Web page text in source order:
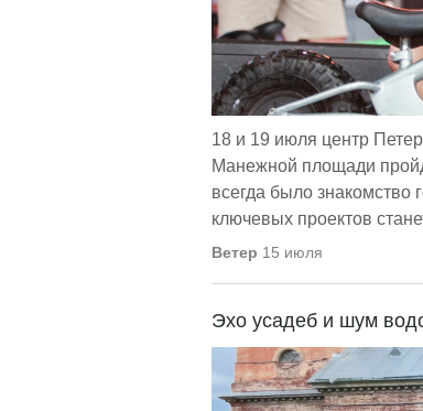
18 и 19 июля центр
Манежной площади
всегда было знакомство
ключевых проектов
Ветер 15 июля
Эхо усадеб и шум